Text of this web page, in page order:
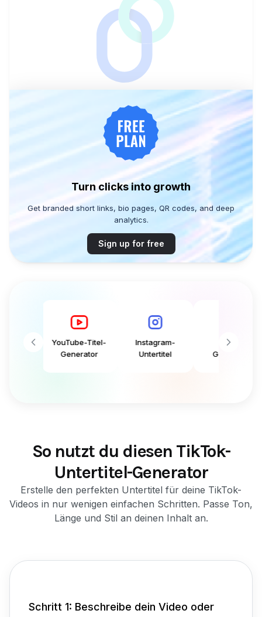
Turn clicks into growth
Get branded short links, bio pages, QR codes, and deep
analytics.
Sign up for free
YouTube-Titel-
Generator
Instagram-
Untertitel
Generator
So nutzt du diesen TikTok-
Untertitel-Generator
Erstelle den perfekten Untertitel für deine TikTok-
Videos in nur wenigen einfachen Schritten. Passe Ton,
Länge und Stil an deinen Inhalt an.
Schritt 1: Beschreibe dein Video oder